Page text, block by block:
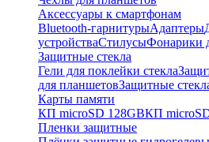
Аксессуары к смартфонам
Bluetooth-гарнитурыАдаптеры
устройстваСтилусыФонарики
Защитные стекла
Гели для поклейки стекла
для планшетовЗащитные
Карты памяти
КП microSD 128GBКП
Пленки защитные